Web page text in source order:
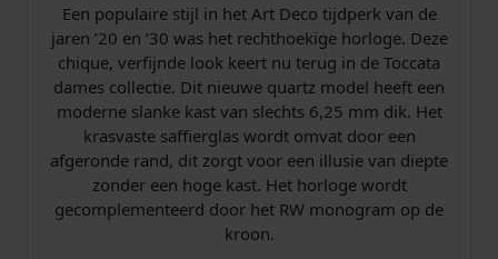
5
9
2
5
-
S
T
P
-
Een populaire stijl in het Art Deco tijdperk van de
jaren ’20 en ’30 was het rechthoekige horloge. Deze
chique, verfijnde look keert nu terug in de Toccata
dames collectie. Dit nieuwe quartz model heeft een
moderne slanke kast van slechts 6,25 mm dik. Het
krasvaste saffierglas wordt omvat door een
afgeronde rand, dit zorgt voor een illusie van diepte
zonder een hoge kast. Het horloge wordt
gecomplementeerd door het RW monogram op de
kroon.